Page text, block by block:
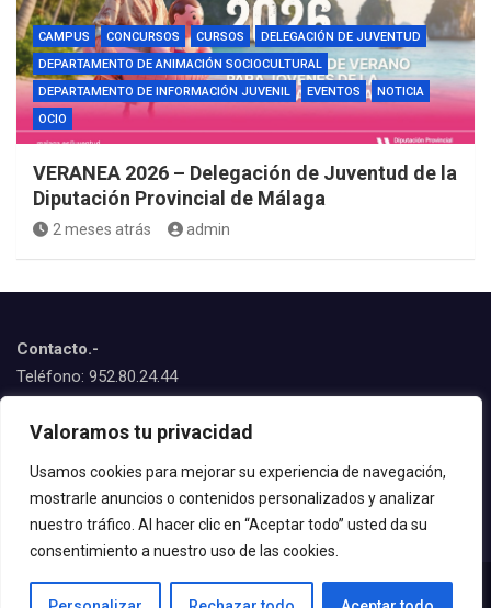
Valoramos tu privacidad
Usamos cookies para mejorar su experiencia de navegación,
mostrarle anuncios o contenidos personalizados y analizar
nuestro tráfico. Al hacer clic en “Aceptar todo” usted da su
consentimiento a nuestro uso de las cookies.
CAMPUS CONCURSOS CURSOS
DELEGACIÓN DE JUVENTUD
DEPARTAMENTO DE ANIMACIÓN SOCIOCULTURAL
DEPARTAMENTO DE INFORMACIÓN JUVENIL
EVENTOS
NOTICIA
OCIO
VERANEA 2026 – Delegación de Juventud de la
Diputación Provincial de Málaga
2 meses atrás admin
Contacto.-
Teléfono: 952.80.24.44
juventud@estepona.es
© 2020 Delegación de Juventud